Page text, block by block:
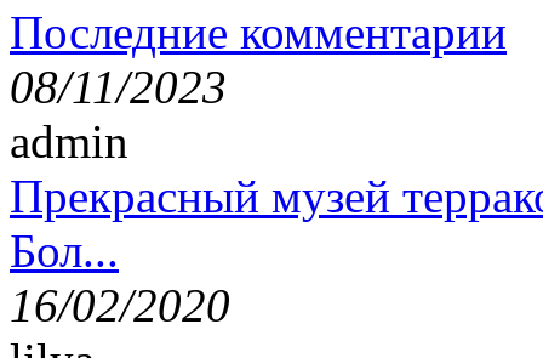
Последние комментарии
08/11/2023
admin
Прекрасный музей
Бол...
16/02/2020